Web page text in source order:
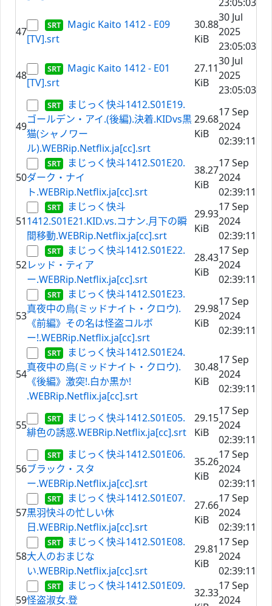
47
Magic Kaito 1412 - E09
[TV].srt
30.88
KiB
30 Jul
2025
23:05:03
48
Magic Kaito 1412 - E01
[TV].srt
27.11
KiB
30 Jul
2025
23:05:03
49
まじっく快斗1412.S01E19.
ゴールデン・アイ.(後編).決着.KIDvs黒
猫(シャノワー
ル).WEBRip.Netflix.ja[cc].srt
29.68
KiB
17 Sep
2024
02:39:11
50
まじっく快斗1412.S01E20.
ダーク・ナイ
ト.WEBRip.Netflix.ja[cc].srt
38.27
KiB
17 Sep
2024
02:39:11
51
まじっく快斗
1412.S01E21.KID.vs.コナン.月下の瞬
間移動.WEBRip.Netflix.ja[cc].srt
29.93
KiB
17 Sep
2024
02:39:11
52
まじっく快斗1412.S01E22.
レッド・ティア
ー.WEBRip.Netflix.ja[cc].srt
28.43
KiB
17 Sep
2024
02:39:11
53
まじっく快斗1412.S01E23.
真夜中の烏(ミッドナイト・クロウ).
《前編》その名は怪盗コルボ
ー!.WEBRip.Netflix.ja[cc].srt
29.98
KiB
17 Sep
2024
02:39:11
54
まじっく快斗1412.S01E24.
真夜中の烏(ミッドナイト・クロウ).
《後編》激突!.白か黒か!
.WEBRip.Netflix.ja[cc].srt
30.48
KiB
17 Sep
2024
02:39:11
55
まじっく快斗1412.S01E05.
緋色の誘惑.WEBRip.Netflix.ja[cc].srt
29.15
KiB
17 Sep
2024
02:39:11
56
まじっく快斗1412.S01E06.
ブラック・スタ
ー.WEBRip.Netflix.ja[cc].srt
35.26
KiB
17 Sep
2024
02:39:11
57
まじっく快斗1412.S01E07.
黒羽快斗の忙しい休
日.WEBRip.Netflix.ja[cc].srt
27.66
KiB
17 Sep
2024
02:39:11
58
まじっく快斗1412.S01E08.
大人のおまじな
い.WEBRip.Netflix.ja[cc].srt
29.81
KiB
17 Sep
2024
02:39:11
59
まじっく快斗1412.S01E09.
怪盗淑女.登
32.33
17 Sep
2024